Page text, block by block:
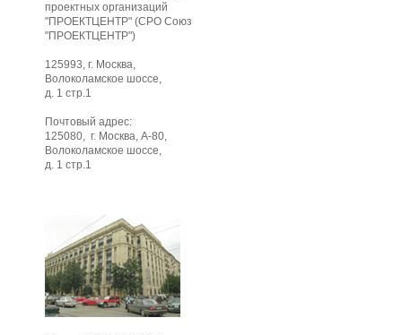
проектных организаций
"ПРОЕКТЦЕНТР" (СРО Союз
"ПРОЕКТЦЕНТР")
125993, г. Москва,
Волоколамское шоссе,
д. 1 стр.1
Почтовый адрес:
125080, г. Москва, А-80,
Волоколамское шоссе,
д. 1 стр.1